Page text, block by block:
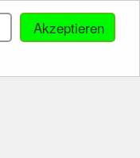
Akzeptieren